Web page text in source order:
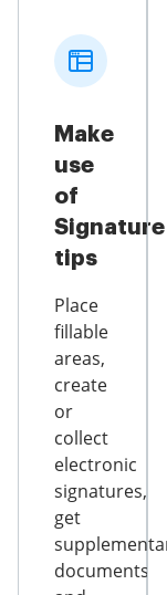
Make
use
of
Signature
tips
Place
fillable
areas,
create
or
collect
electronic
signatures,
get
documents